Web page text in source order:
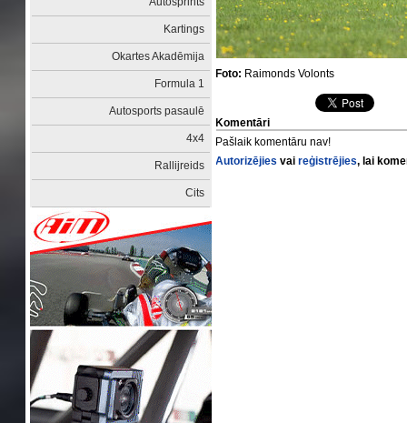
Kartings
Okartes Akadēmija
Formula 1
Autosports pasaulē
4x4
Rallijreids
Cits
Foto: Raimonds Volonts
Komentāri
Pašlaik komentāru nav!
Autorizējies vaireģistrējies, lai